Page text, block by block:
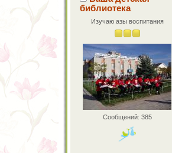
библиотека
Изучаю азы воспитания
Сообщений: 385